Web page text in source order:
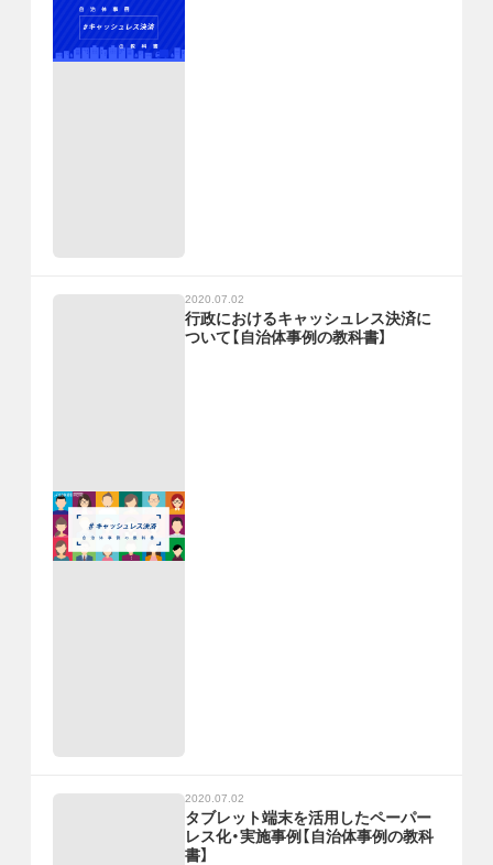
2020.07.02
行政におけるキャッシュレス決済に
ついて【自治体事例の教科書】
2020.07.02
タブレット端末を活用したペーパー
レス化・実施事例【自治体事例の教科
書】